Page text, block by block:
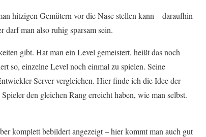
hitzigen Gemütern vor die Nase stellen kann – daraufhin
man also ruhig sparsam sein.
gibt. Hat man ein Level gemeistert, heißt das noch
so, einzelne Level noch einmal zu spielen. Seine
Server vergleichen. Hier finde ich die Idee der
den gleichen Rang erreicht haben, wie man selbst.
komplett bebildert angezeigt – hier kommt man auch gut